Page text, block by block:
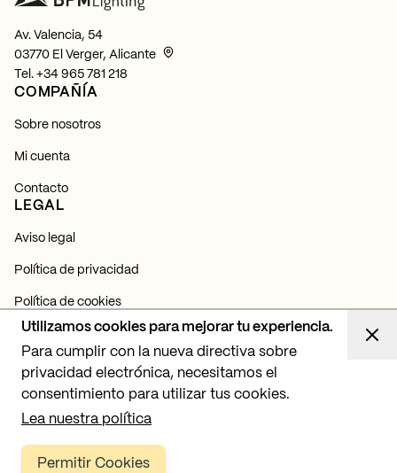
Utilizamos cookies para mejorar tu experiencia.
Para cumplir con la nueva directiva sobre
privacidad electrónica, necesitamos el
consentimiento para utilizar tus cookies.
Lea nuestra política
Permitir Cookies
Av. Valencia, 54
03770 El Verger, Alicante
Tel. +34 965 781 218
COMPAÑÍA
Sobre nosotros
Mi cuenta
Contacto
LEGAL
Aviso legal
Política de privacidad
Política de cookies
NEWSLETTER
Suscríbete y entérate de todas nuestras novedades,
lanzamientos y proyectos de iluminación.
Suscribirme